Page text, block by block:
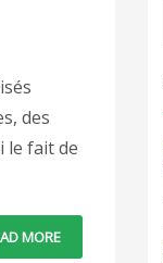
des
le fait de
MORE